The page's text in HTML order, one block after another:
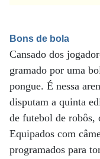
Bons de bola
Cansado dos
gramado por uma
pongue. É nessa
disputam a quinta
de futebol de robôs,
Equipados com
programados para